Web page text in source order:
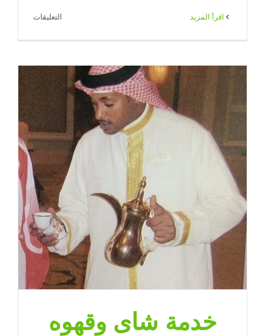
التعليقات
الكويت
65080771
|
ضيافة
الكويت
مغلقة
خدمة شاى وقهوه